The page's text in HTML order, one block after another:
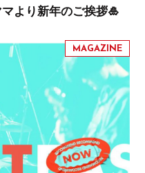
より新年のご挨拶🎍